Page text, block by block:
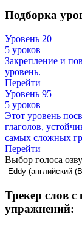
Подборка
Уровень 20
5 уроков
Закрепление и
уровень.
Перейти
Уровень 95
5 уроков
Этот уровень
глаголов,
самых сложных
Перейти
Выбор голоса
Трекер слов
упражнений: